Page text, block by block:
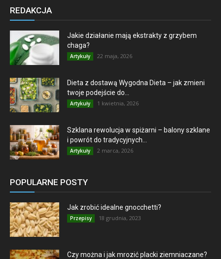
REDAKCJA
Jakie działanie mają ekstrakty z grzybem
chaga?
Artykuły 22 maja, 2026
Dieta z dostawą Wygodna Dieta – jak zmieni
twoje podejście do...
Artykuły 1 kwietnia, 2026
Szklana rewolucja w spiżarni – balony szklane
i powrót do tradycyjnych...
Artykuły 2 marca, 2026
POPULARNE POSTY
Jak zrobić idealne gnocchetti?
Przepisy 18 grudnia, 2023
Czy można i jak mrozić placki ziemniaczane?